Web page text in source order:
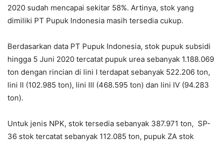
2020 sudah mencapai sekitar 58%. Artinya, stok yang
dimiliki PT Pupuk Indonesia masih tersedia cukup.
Berdasarkan data PT Pupuk Indonesia, stok pupuk subsidi
hingga 5 Juni 2020 tercatat pupuk urea sebanyak 1.188.069
ton dengan rincian di lini I terdapat sebanyak 522.206 ton,
lini II (102.985 ton), lini III (468.595 ton) dan lini IV (94.283
ton).
Untuk jenis NPK, stok tersedia sebanyak 387.971 ton, SP-
36 stok tercatat sebanyak 112.085 ton, pupuk ZA stok